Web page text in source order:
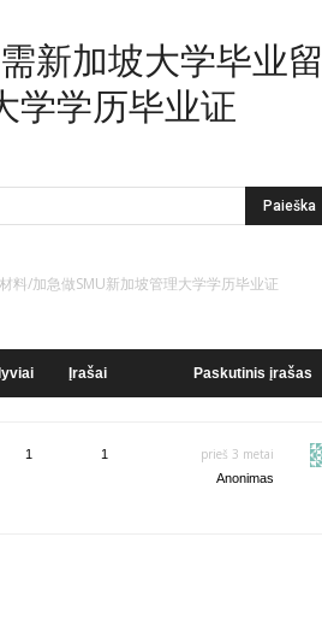
新加坡大学毕业留
学学历毕业证
/加急做SMU新加坡管理大学学历毕业证
Įrašai Paskutinis įrašas
1 1 prieš 3 metai
Anonimas